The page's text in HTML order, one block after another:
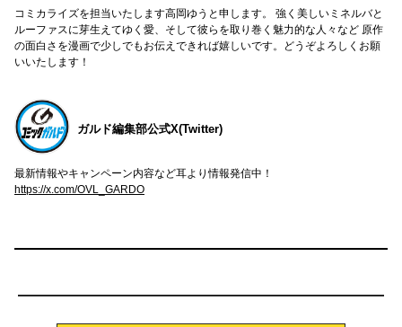
コミカライズを担当いたします高岡ゆうと申します。 強く美しいミネルバと
ルーファスに芽生えてゆく愛、そして彼らを取り巻く魅力的な人々など 原作
の面白さを漫画で少しでもお伝えできれば嬉しいです。どうぞよろしくお願
いいたします！
ガルド編集部公式X(Twitter)
最新情報やキャンペーン内容など耳より情報発信中！
https://x.com/OVL_GARDO